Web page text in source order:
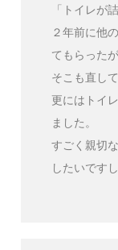
「トイレが
２年前に他
てもらった
そこも直し
更にはトイ
ました。
すごく親切
したいです